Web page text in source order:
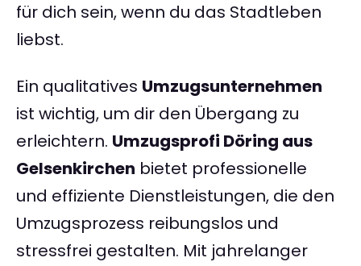
für dich sein, wenn du das Stadtleben
liebst.
Ein qualitatives Umzugsunternehmen
ist wichtig, um dir den Übergang zu
erleichtern. Umzugsprofi Döring aus
Gelsenkirchen bietet professionelle
und effiziente Dienstleistungen, die den
Umzugsprozess reibungslos und
stressfrei gestalten. Mit jahrelanger